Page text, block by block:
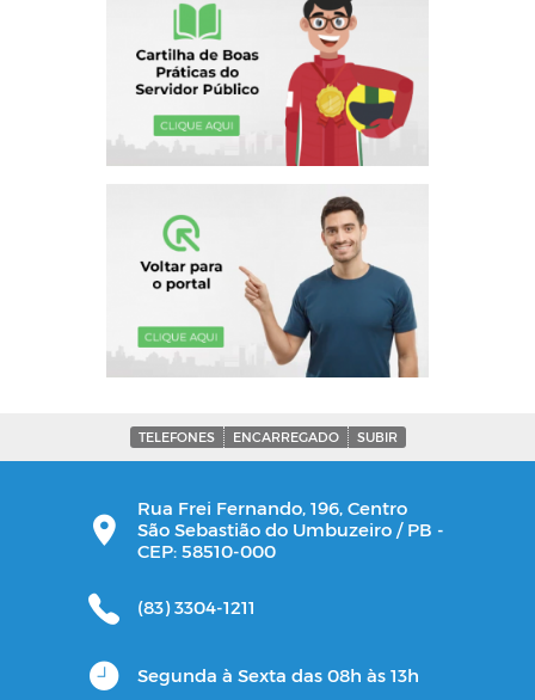
TELEFONES ENCARREGADO SUBIR
Rua Frei Fernando, 196, Centro
São Sebastião do Umbuzeiro / PB -
CEP: 58510-000
(83) 3304-1211
Segunda à Sexta das 08h às 13h